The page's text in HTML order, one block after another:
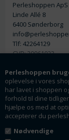
Perleshoppen
oplevelse i vores
har lavet i shoppen
forhold til dine
hjælpe os med at
accepterer du
Nødvendige
Perleshoppen ApS
Linde Allé 8
6400 Sønderborg
Tlf: 42264129
CVR: 39061023